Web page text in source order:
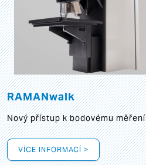
RAMANwalk
Nový přístup k bodovému měření
VÍCE INFORMACÍ >